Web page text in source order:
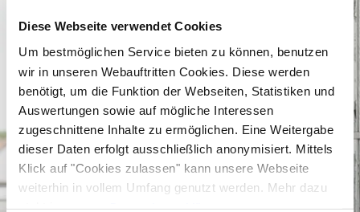
Diese Webseite verwendet Cookies
Um bestmöglichen Service bieten zu können, benutzen
wir in unseren Webauftritten Cookies. Diese werden
benötigt, um die Funktion der Webseiten, Statistiken und
Auswertungen sowie auf mögliche Interessen
zugeschnittene Inhalte zu ermöglichen. Eine Weitergabe
dieser Daten erfolgt ausschließlich anonymisiert. Mittels
Klick auf "Cookies zulassen" kann unsere Webseite
weiterhin in vollem Umfang genutzt werden. Mehr dazu
steht in unserer Datenschutzerklärung.
zeitlos. Schließlich ändern sich Humor, Wünsche
und Sehnsüchte der Menschen auch im Wandel
der Zeit - im Gegensatz zur Anzahl der
Geburtstagskerzen nicht so schnell.
Und a bisserl Best of geht sowieso immer.
Neben dem Frühbucherpreis in den Kategorien 1